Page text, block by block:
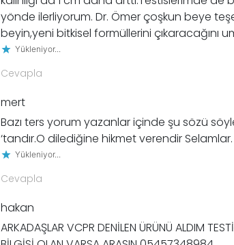
yönde ilerliyorum. Dr. Ömer çoşkun beye
beyin,yeni bitkisel formüllerini çıkaracağını
Yükleniyor...
Cevapla
mert
Bazı ters yorum yazanlar içinde şu sözü
‘tandır.O dilediğine hikmet verendir Selamlar.
Yükleniyor...
Cevapla
hakan
ARKADAŞLAR VCPR DENİLEN ÜRÜNÜ ALDIM